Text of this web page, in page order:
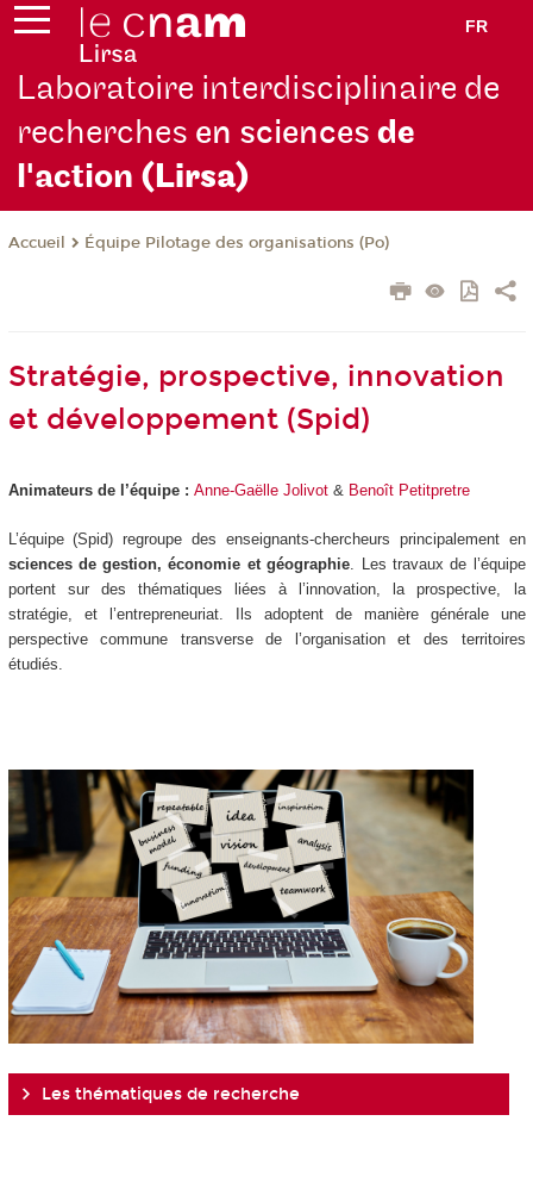
FR
Laboratoire interdisciplinaire de
recherches en sciencesde
l'action (Lirsa)
Accueil Équipe Pilotage des organisations (Po)
Stratégie, prospective, innovation
et développement (Spid)
Animateurs de l’équipe : Anne-Gaëlle Jolivot & Benoît Petitpretre
L’équipe (Spid) regroupe des enseignants-chercheurs principalement en
sciences de gestion, économie et géographie . Les travaux de l’équipe
portent sur des thématiques liées à l’innovation, la prospective, la
stratégie, et l’entrepreneuriat. Ils adoptent de manière générale une
perspective commune transverse de l’organisation et des territoires
étudiés.
Les thématiques de recherche